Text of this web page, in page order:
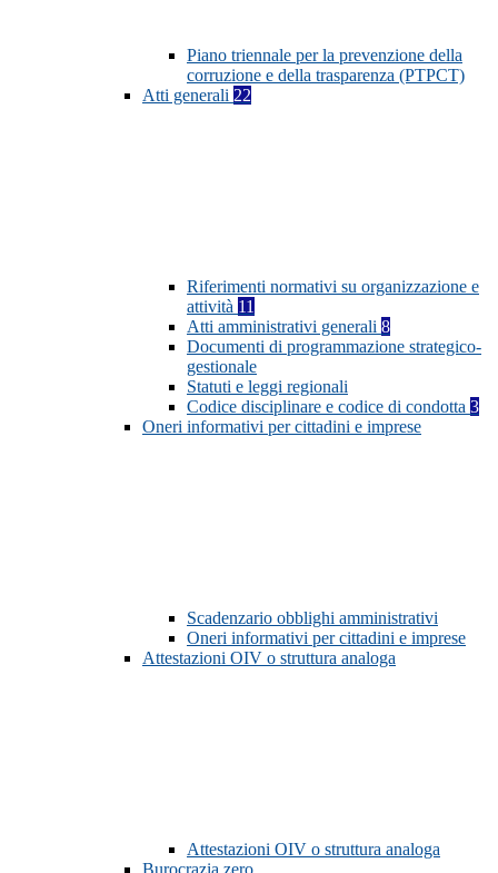
Piano triennale per la prevenzione della
corruzione e della trasparenza (PTPCT)
Atti generali 22
Riferimenti normativi su organizzazione e
attività 11
Atti amministrativi generali 8
Documenti di programmazione strategico-
gestionale
Statuti e leggi regionali
Codice disciplinare e codice di condotta 3
Oneri informativi per cittadini e imprese
Scadenzario obblighi amministrativi
Oneri informativi per cittadini e imprese
Attestazioni OIV o struttura analoga
Attestazioni OIV o struttura analoga